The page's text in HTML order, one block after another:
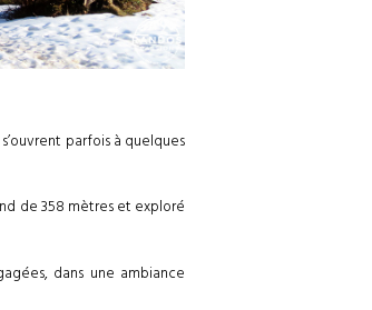
parfois à quelques
de 358 mètres et exploré
dans une ambiance